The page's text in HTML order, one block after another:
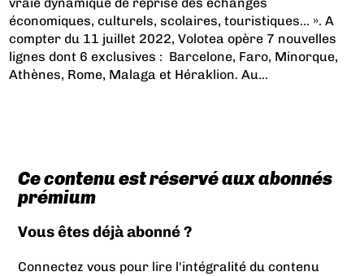
économiques, culturels, scolaires, touristiques… ». A
compter du 11 juillet 2022, Volotea opère 7 nouvelles
lignes dont 6 exclusives : Barcelone, Faro, Minorque,
Athènes, Rome, Malaga et Héraklion. Au...
Ce contenu est réservé aux abonnés
prémium
Vous êtes déjà abonné ?
Connectez vous pour lire l'intégralité du contenu